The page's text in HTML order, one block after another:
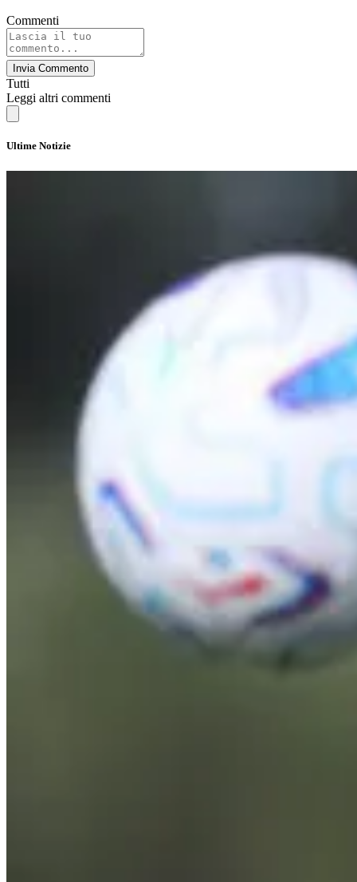
Commenti
Invia Commento
Tutti
Leggi altri commenti
Ultime Notizie